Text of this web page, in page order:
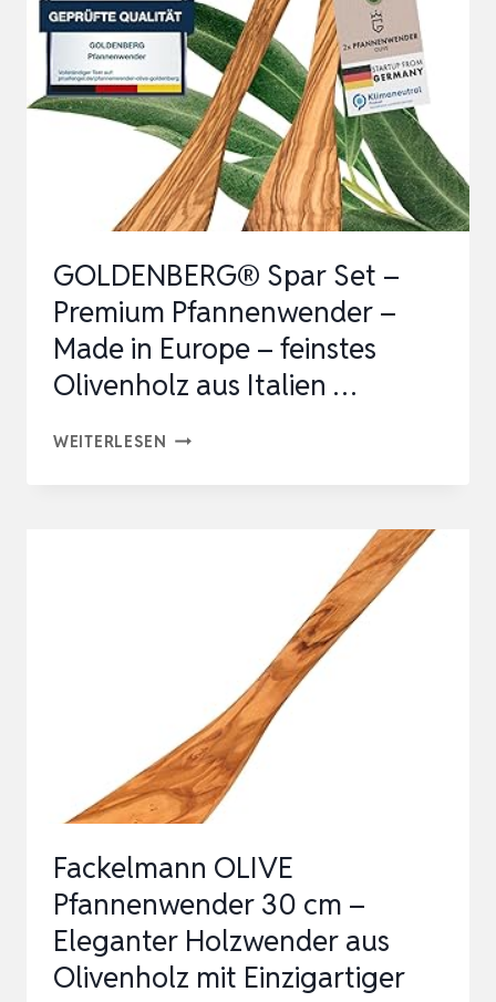
CM,
EIN
NATURPRODUKT
AUS
BUCHENHOLZ
GOLDENBERG® Spar Set –
Premium Pfannenwender –
Made in Europe – feinstes
Olivenholz aus Italien …
WEITERLESEN GOLDENBERG®
PFANNENWENDER
EUROPE
–
FEINSTES
AUS
ITALIEN
…
Fackelmann OLIVE
Pfannenwender 30 cm –
Eleganter Holzwender aus
Olivenholz mit Einzigartiger